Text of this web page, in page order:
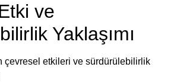
ve
Yaklaşımı
çevresel etkileri ve sürdürülebilirlik